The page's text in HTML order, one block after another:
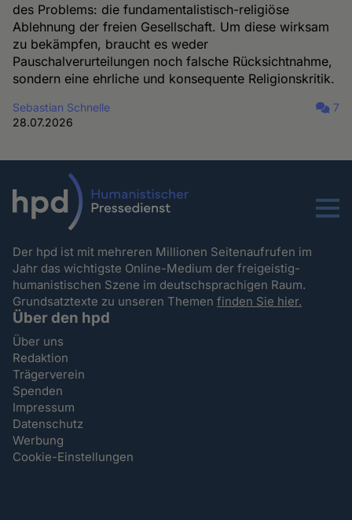
des Problems: die fundamentalistisch-religiöse
Ablehnung der freien Gesellschaft. Um diese wirksam
zu bekämpfen, braucht es weder
Pauschalverurteilungen noch falsche Rücksichtnahme,
sondern eine ehrliche und konsequente Religionskritik.
Sebastian Schnelle
28.07.2026
7
Menu
Der hpd ist mit mehreren Millionen Seitenaufrufen im
Jahr das wichtigste Online-Medium der freigeistig-
humanistischen Szene im deutschsprachigen Raum.
Grundsatztexte zu unseren Themenfinden Sie hier.
Über den hpd
Über uns
Redaktion
Trägerverein
Spenden
Impressum
Datenschutz
Werbung
Cookie-Einstellungen